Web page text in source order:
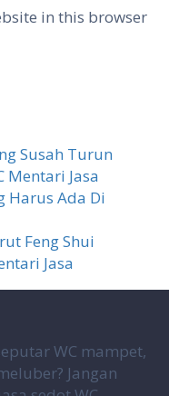
in this browser
Susah Turun
Mentari Jasa
Harus Ada Di
Feng Shui
Jasa
WC mampet,
Jangan